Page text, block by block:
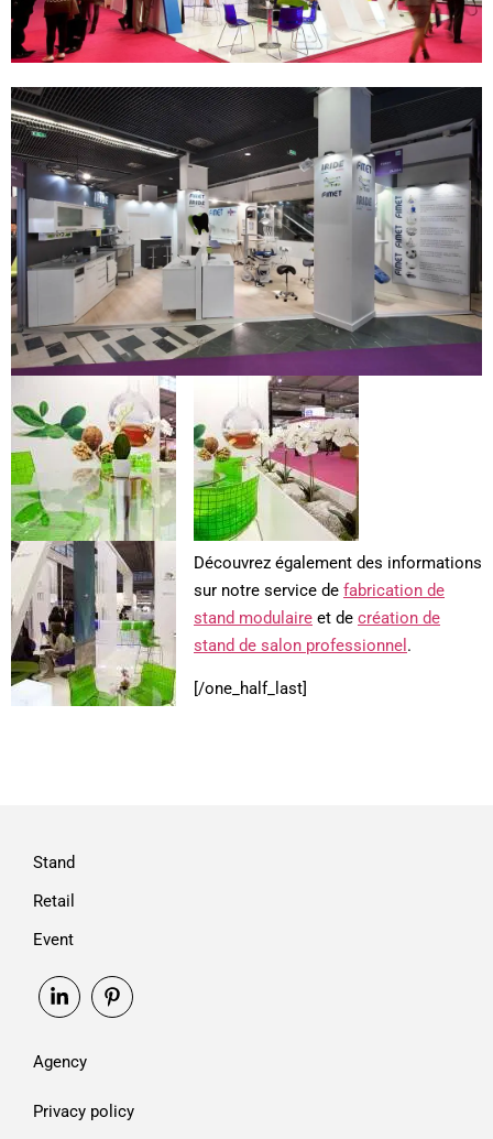
Découvrez également des informations
sur notre service de fabrication de
stand modulaire et de création de
stand de salon professionnel .
[/one_half_last]
Stand
Retail
Event
Agency
Privacy policy